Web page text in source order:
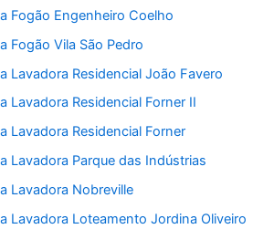
Fogão Engenheiro Coelho
Fogão Vila São Pedro
Lavadora Residencial João Favero
Lavadora Residencial Forner II
Lavadora Residencial Forner
Lavadora Parque das Indústrias
Lavadora Nobreville
Lavadora Loteamento Jordina Oliveiro